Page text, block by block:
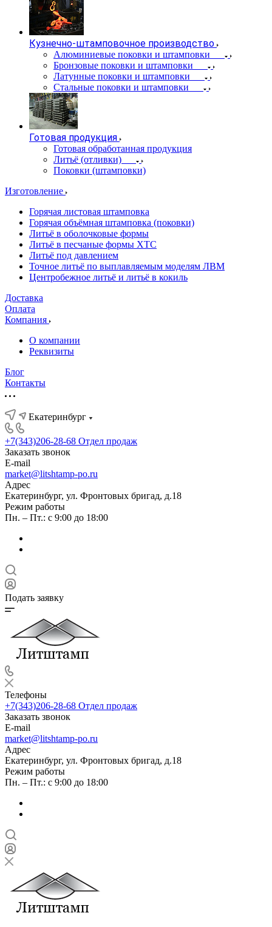
Кузнечно-штамповочное производство
Алюминиевые поковки и штамповки
Бронзовые поковки и штамповки
Латунные поковки и штамповки
Стальные поковки и штамповки
Готовая продукция
Готовая обработанная продукция
Литьё (отливки)
Поковки (штамповки)
Изготовление
Горячая листовая штамповка
Горячая объёмная штамповка (поковки)
Литьё в оболочковые формы
Литьё в песчаные формы ХТС
Литьё под давлением
Точное литьё по выплавляемым моделям ЛВМ
Центробежное литьё и литьё в кокиль
Доставка
Оплата
Компания
О компании
Реквизиты
Блог
Контакты
Екатеринбург
+7(343)206-28-68 Отдел продаж
Заказать звонок
E-mail
market@litshtamp-po.ru
Адрес
Екатеринбург, ул. Фронтовых бригад, д.18
Режим работы
Пн. – Пт.: с 9:00 до 18:00
Подать заявку
Телефоны
+7(343)206-28-68 Отдел продаж
Заказать звонок
E-mail
market@litshtamp-po.ru
Адрес
Екатеринбург, ул. Фронтовых бригад, д.18
Режим работы
Пн. – Пт.: с 9:00 до 18:00